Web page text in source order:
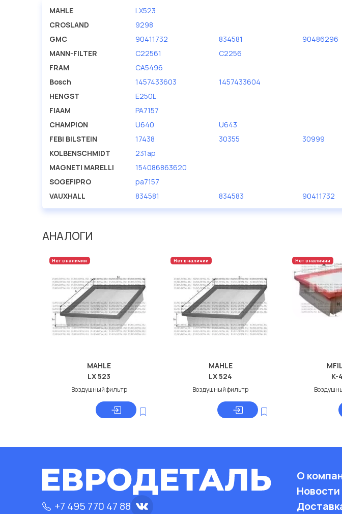
MAHLE
LX523
CROSLAND
9298
GMC
90411732 834581
90486296
MANN-FILTER
C22561
C2256
FRAM
CA5496
Bosch
1457433603
1457433604
HENGST
E250L
FIAAM
PA7157
CHAMPION
U640
U643
FEBI BILSTEIN
17438 30355
30999
KOLBENSCHMIDT
231ap
MAGNETI MARELLI
154086863620
SOGEFIPRO
pa7157
VAUXHALL
834581 834583 90411732
АНАЛОГИ
Нет в наличии
MAHLE
LX 523
Воздушный фильтр
Нет в наличии
MAHLE
LX 524
Воздушный фильтр
Нет в наличии
K-
+7 495 770 47 88
О
Новости